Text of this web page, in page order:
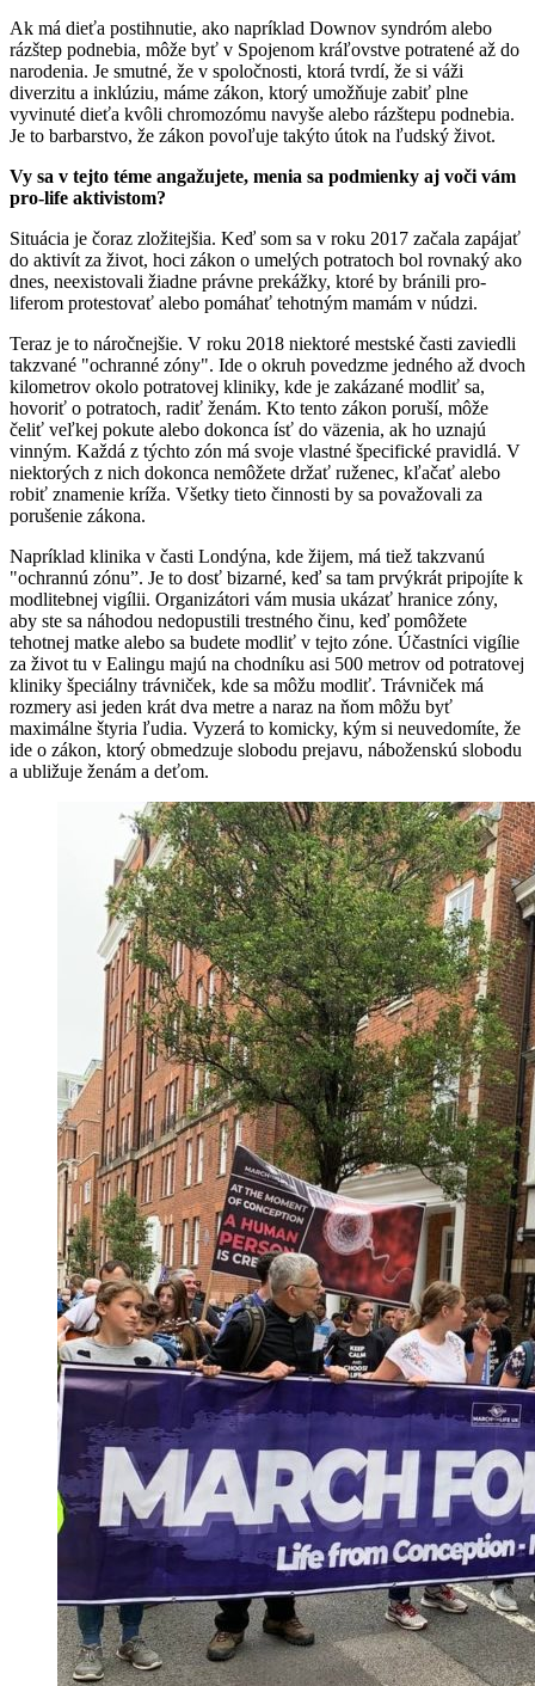
Ak má dieťa postihnutie, ako napríklad Downov syndróm alebo
rázštep podnebia, môže byť v Spojenom kráľovstve potratené až do
narodenia. Je smutné, že v spoločnosti, ktorá tvrdí, že si váži
diverzitu a inklúziu, máme zákon, ktorý umožňuje zabiť plne
vyvinuté dieťa kvôli chromozómu navyše alebo rázštepu podnebia.
Je to barbarstvo, že zákon povoľuje takýto útok na ľudský život.
Vy sa v tejto téme angažujete, menia sa podmienky aj voči vám
pro-life aktivistom?
Situácia je čoraz zložitejšia. Keď som sa v roku 2017 začala zapájať
do aktivít za život, hoci zákon o umelých potratoch bol rovnaký ako
dnes, neexistovali žiadne právne prekážky, ktoré by bránili pro-
liferom protestovať alebo pomáhať tehotným mamám v núdzi.
Teraz je to náročnejšie. V roku 2018 niektoré mestské časti zaviedli
takzvané "ochranné zóny". Ide o okruh povedzme jedného až dvoch
kilometrov okolo potratovej kliniky, kde je zakázané modliť sa,
hovoriť o potratoch, radiť ženám. Kto tento zákon poruší, môže
čeliť veľkej pokute alebo dokonca ísť do väzenia, ak ho uznajú
vinným. Každá z týchto zón má svoje vlastné špecifické pravidlá. V
niektorých z nich dokonca nemôžete držať ruženec, kľačať alebo
robiť znamenie kríža. Všetky tieto činnosti by sa považovali za
porušenie zákona.
Napríklad klinika v časti Londýna, kde žijem, má tiež takzvanú
"ochrannú zónu”. Je to dosť bizarné, keď sa tam prvýkrát pripojíte k
modlitebnej vigílii. Organizátori vám musia ukázať hranice zóny,
aby ste sa náhodou nedopustili trestného činu, keď pomôžete
tehotnej matke alebo sa budete modliť v tejto zóne. Účastníci vigílie
za život tu v Ealingu majú na chodníku asi 500 metrov od potratovej
kliniky špeciálny trávniček, kde sa môžu modliť. Trávniček má
rozmery asi jeden krát dva metre a naraz na ňom môžu byť
maximálne štyria ľudia. Vyzerá to komicky, kým si neuvedomíte, že
ide o zákon, ktorý obmedzuje slobodu prejavu, náboženskú slobodu
a ubližuje ženám a deťom.